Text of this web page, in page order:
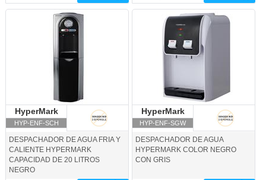
HYP-ENF-SCH-HyperMark
HyperMark
HYP-ENF-SCH
HyperMark
DESPACHADOR DE AGUA FRIA Y
CALIENTE HYPERMARK
CAPACIDAD DE 20 LITROS
NEGRO
HYP-ENF-SGW-HyperMark
HyperMark
HYP-ENF-SGW
HyperMark
DESPACHADOR DE AGUA
HYPERMARK COLOR NEGRO
CON GRIS